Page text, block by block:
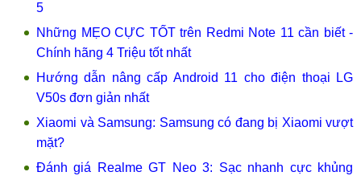
5
Những MẸO CỰC TỐT trên Redmi Note 11 cần biết -
Chính hãng 4 Triệu tốt nhất
Hướng dẫn nâng cấp Android 11 cho điện thoại LG
V50s đơn giản nhất
Xiaomi và Samsung: Samsung có đang bị Xiaomi vượt
mặt?
Đánh giá Realme GT Neo 3: Sạc nhanh cực khủng